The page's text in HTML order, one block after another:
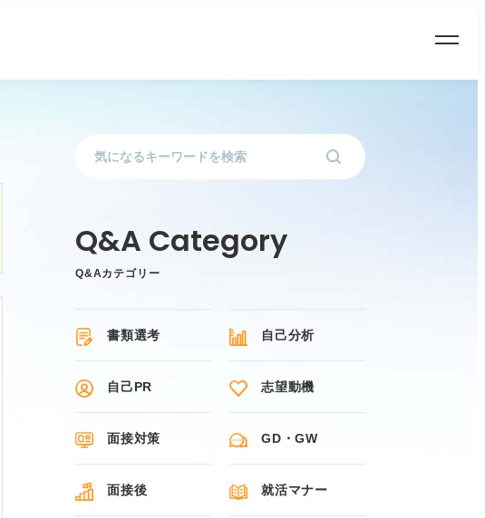
Q&Aカテゴリー
書類選考 自己分析
自己PR 志望動機
面接対策 GD・GW
面接後 就活マナー